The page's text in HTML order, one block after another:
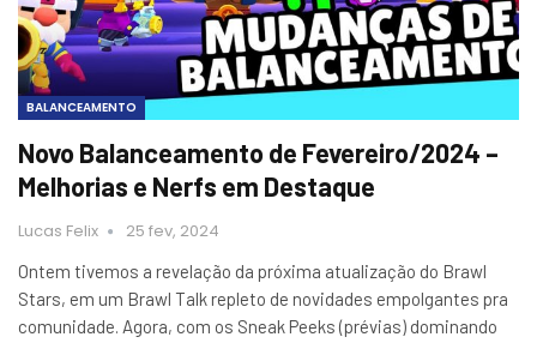
BALANCEAMENTO
Novo Balanceamento de Fevereiro/2024 –
Melhorias e Nerfs em Destaque
Lucas Felix 25 fev, 2024
Ontem tivemos a revelação da próxima atualização do Brawl
Stars, em um Brawl Talk repleto de novidades empolgantes pra
comunidade. Agora, com os Sneak Peeks (prévias) dominando